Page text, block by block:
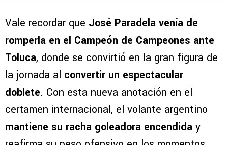
Vale recordar que José Paradela venía de
romperla en el Campeón de Campeones ante
Toluca, donde se convirtió en la gran figura de
la jornada al convertir un espectacular
doblete. Con esta nueva anotación en el
certamen internacional, el volante argentino
mantiene su racha goleadora encendida y